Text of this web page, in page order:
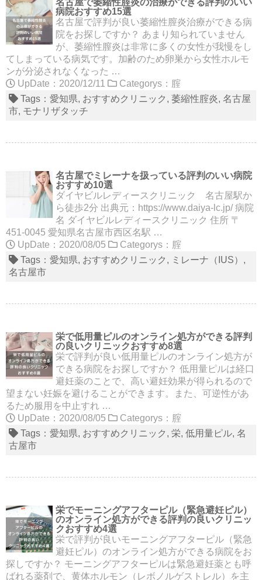
病院おすすめ15選
名古屋で評判が良い萎縮性膣炎治療ができる病
院をお探しですか？ あまり知られていません
が、萎縮性膣炎は非常に多くの女性が我慢をし
てしまっている病気です。加齢のため卵巣から女性ホルモ
ンが分泌されなくなった …
UpDate：2020/12/11
Categorys： 腟
Tags： 愛知県 おすすめクリニック 萎縮性腟炎 名古屋
市 モナリザタッチ
名古屋でミレーナを扱っている評判のいい病院
おすすめ10選
ダイヤビルレディースクリニック 名古屋駅か
ら徒歩2分 出典元：https://www.daiya-lc.jp/ 病院
名 ダイヤビルレディースクリニック 住所 〒
451-0045 愛知県名古屋市西区名駅 …
UpDate：2020/08/05
Categorys： 腟
Tags： 愛知県 おすすめクリニック
ミレーナ（IUS）
名古屋市
栄で低用量ピルのオンライン処方ができる評判
の良いクリニックおすすめ8選
栄で評判が良い低用量ピルのオンライン処方が
できる病院をお探しですか？ 低用量ピルは経口
避妊薬のことで、高い避妊効果が得られるので
望まない妊娠を避けることができます。また、可逆性があ
るため服用を中止すれ …
UpDate：2020/08/05
Categorys： 腟
Tags： 愛知県 おすすめクリニック 栄 低用量ピル 名
古屋市
栄でモーニングアフターピル（緊急避妊ピル）
のオンライン処方ができる評判の良いクリニッ
クおすすめ4選
栄で評判が良いモーニングアフターピル（緊急
避妊ピル）のオンライン処方ができる病院をお
探しですか？ モーニングアフターピルは緊急避妊薬とも呼
ばれる薬剤で、黄体ホルモン（レボノルゲストレル）を主